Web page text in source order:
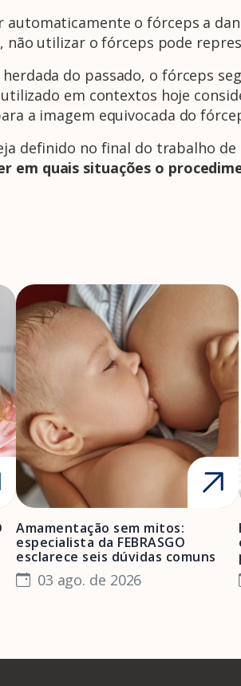
automaticamente o fórceps a
não utilizar o fórceps pode
do passado, o fórceps
em contextos hoje
a imagem equivocada do
definido no final do trabalho
em quais situações o
Amamentação sem mitos:
especialista da FEBRASGO
esclarece seis dúvidas comuns
03 ago. de 2026